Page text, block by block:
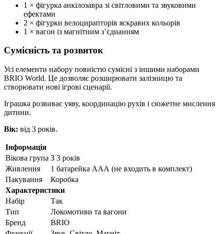
1 × фігурка анкілозавра зі світловими та звуковими
ефектами
2 × фігурки велоцирапторів яскравих кольорів
1 × вагон із магнітним з’єднанням
Сумісність та розвиток
Усі елементи набору повністю сумісні з іншими наборами
BRIO World. Це дозволяє розширювати залізницю та
створювати нові ігрові сценарії.
Іграшка розвиває уяву, координацію рухів і сюжетне мислення
дитини.
Вік: від 3 років.
Інформація
Вікова група З 3 років
Живлення
1 батарейка ААА (не входить в комплект)
Пакування
Коробка
Характеристики
Набір
Так
Тип
Локомотиви та вагони
Бренд
BRIO